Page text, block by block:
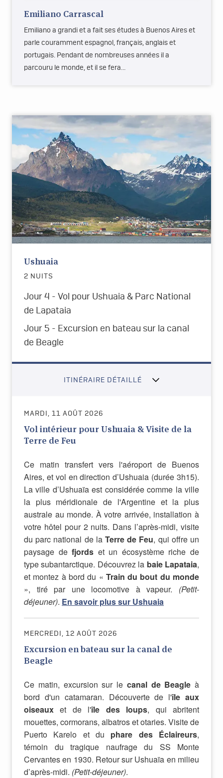
Emiliano Carrascal
Emiliano a grandi et a fait ses études à Buenos Aires et
parle couramment espagnol, français, anglais et
portugais. Pendant de nombreuses années il a
parcouru le monde, et il se fera…
Ushuaia
2 NUITS
Jour 4 - Vol pour Ushuaia & Parc National
de Lapataia
Jour 5 - Excursion en bateau sur la canal
de Beagle
ITINÉRAIRE DÉTAILLÉ
MARDI, 11 AOÛT 2026
Vol intérieur pour Ushuaia & Visite de la
Terre de Feu
Ce matin transfert vers l'aéroport de Buenos
Aires, et vol en direction d’Ushuaia (durée 3h15).
La ville d’Ushuaïa est considérée comme la ville
la plus méridionale de l'Argentine et la plus
australe au monde. À votre arrivée, installation à
votre hôtel pour 2 nuits. Dans l’après-midi, visite
du parc national de la Terre de Feu, qui offre un
paysage defjords et un écosystème riche de
type subantarctique. Découvrez la baie Lapataia,
et montez à bord du « Train du bout du monde
», tiré par une locomotive à vapeur. (Petit-
déjeuner). En savoir plus sur Ushuaia
MERCREDI, 12 AOÛT 2026
Excursion en bateau sur la canal de
Beagle
Ce matin, excursion sur le canal de Beagle à
bord d'un catamaran. Découverte de l'île aux
oiseaux et de l'île des loups, qui abritent
mouettes, cormorans, albatros et otaries. Visite de
Puerto Karelo et du phare des Éclaireurs,
témoin du tragique naufrage du SS Monte
Cervantes en 1930. Retour sur Ushuaïa en milieu
d’après-midi. (Petit-déjeuner).